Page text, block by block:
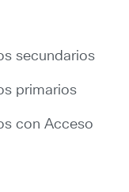
secundarios
primarios
con Acceso